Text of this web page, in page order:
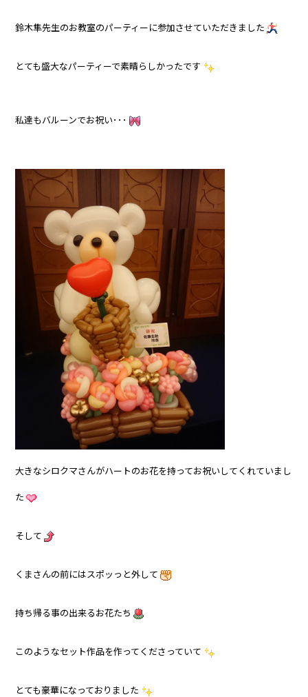
鈴木隼先生のお教室のパーティーに参加させていただきました
とても盛大なパーティーで素晴らしかったです
私達もバルーンでお祝い･･･
大きなシロクマさんがハートのお花を持ってお祝いしてくれていまし
た
そして
くまさんの前にはスポッっと外して
持ち帰る事の出来るお花たち
このようなセット作品を作ってくださっていて
とても豪華になっておりました